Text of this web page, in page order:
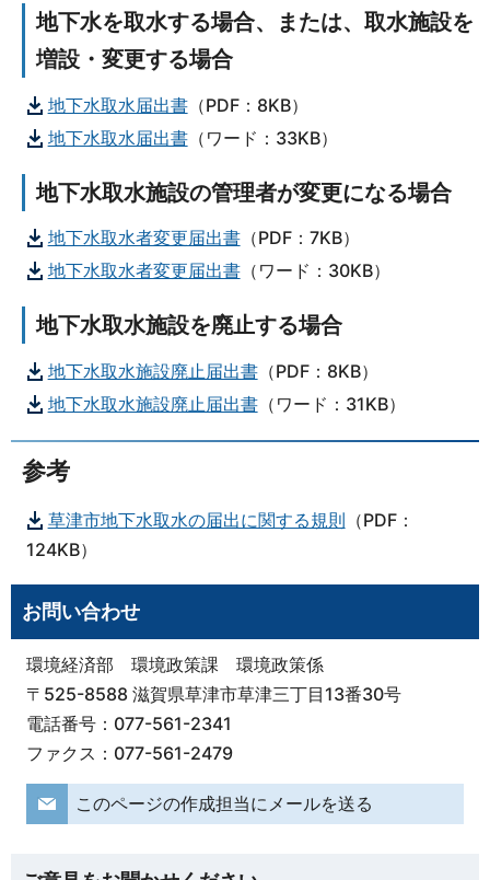
地下水を取水する場合、または、取水施設を
増設・変更する場合
地下水取水届出書（PDF：8KB）
地下水取水届出書（ワード：33KB）
地下水取水施設の管理者が変更になる場合
地下水取水者変更届出書（PDF：7KB）
地下水取水者変更届出書（ワード：30KB）
地下水取水施設を廃止する場合
地下水取水施設廃止届出書（PDF：8KB）
地下水取水施設廃止届出書（ワード：31KB）
参考
草津市地下水取水の届出に関する規則 （PDF：
124KB）
お問い合わせ
環境経済部 環境政策課 環境政策係
〒525-8588 滋賀県草津市草津三丁目13番30号
電話番号：077-561-2341
ファクス：077-561-2479
このページの作成担当にメールを送る